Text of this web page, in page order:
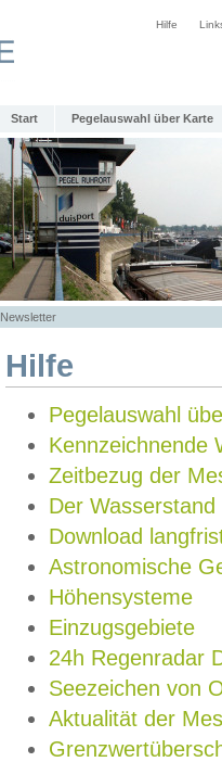
Hilfe
Start Pegelauswahl über Karte
Newsletter
Hilfe
Pegelauswahl
Kennzeichnende
Zeitbezug der
Der Wasserstand
Download
Astronomische
Höhensysteme
Einzugsgebiete
24h Regenradar
Seezeichen von
Aktualität der